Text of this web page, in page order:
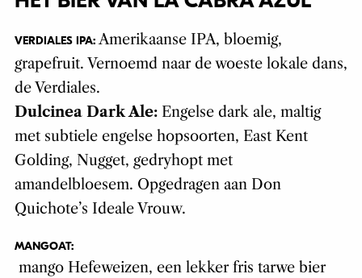
VERDIALES IPA:Amerikaanse IPA, bloemig,
grapefruit. Vernoemd naar de woeste lokale dans,
de Verdiales.
Dulcinea Dark Ale:Engelse dark ale, maltig
met subtiele engelse hopsoorten, East Kent
Golding, Nugget, gedryhopt met
amandelbloesem. Opgedragen aan Don
Quichote’s Ideale Vrouw.
MANGOAT:
mango Hefeweizen, een lekker fris tarwe bier